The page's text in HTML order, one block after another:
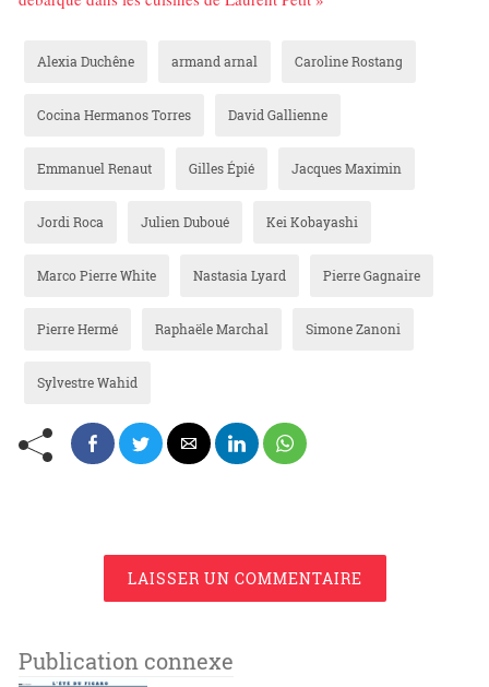
Alexia Duchêne armand arnal Caroline Rostang
Cocina Hermanos Torres David Gallienne
Emmanuel Renaut Gilles Épié Jacques Maximin
Jordi Roca Julien Duboué Kei Kobayashi
Marco Pierre White Nastasia Lyard Pierre Gagnaire
Pierre Hermé Raphaële Marchal Simone Zanoni
Sylvestre Wahid
LAISSER UN COMMENTAIRE
Publication connexe